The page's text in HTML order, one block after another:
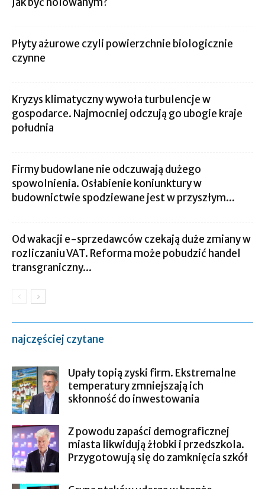
Płyty ażurowe czyli powierzchnie biologicznie
czynne
Kryzys klimatyczny wywoła turbulencje w
gospodarce. Najmocniej odczują go ubogie kraje
południa
Firmy budowlane nie odczuwają dużego
spowolnienia. Osłabienie koniunktury w
budownictwie spodziewane jest w przyszłym...
Od wakacji e-sprzedawców czekają duże zmiany w
rozliczaniu VAT. Reforma może pobudzić handel
transgraniczny...
najczęściej czytane
Upały topią zyski firm. Ekstremalne
temperatury zmniejszają ich
skłonność do inwestowania
Z powodu zapaści demograficznej
miasta likwidują żłobki i przedszkola.
Przygotowują się do zamknięcia szkół